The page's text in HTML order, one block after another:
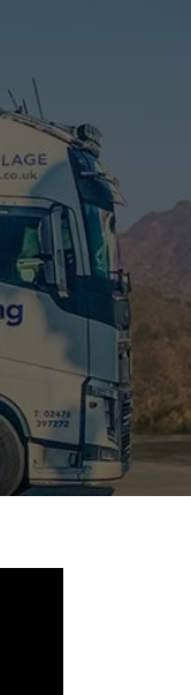
t und